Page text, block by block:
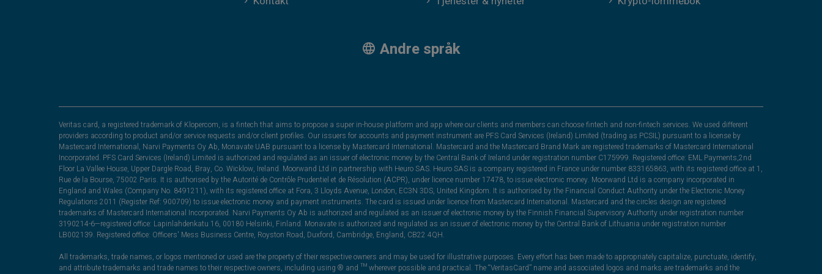
Andre språk
Veritas card, a registered trademark of Klopercom, is a fintech that aims to propose a super in-house platform and app where our clients and members can choose fintech and non-fintech services. We used different
providers according to product and/or service requests and/or client profiles. Our issuers for accounts and payment instrument are PFS Card Services (Ireland) Limited (trading as PCSIL) pursuant to a license by
Mastercard International, Narvi Payments Oy Ab, Monavate UAB pursuant to a license by Mastercard International. Mastercard and the Mastercard Brand Mark are registered trademarks of Mastercard International
Incorporated. PFS Card Services (Ireland) Limited is authorized and regulated as an issuer of electronic money by the Central Bank of Ireland under registration number C175999. Registered office: EML Payments,2nd
Floor La Vallee House, Upper Dargle Road, Bray, Co. Wicklow, Ireland. Moorwand Ltd in partnership with Heuro SAS. Heuro SAS is a company registered in France under number 833165863, with its registered office at 1,
Rue de la Bourse, 75002 Paris. It is authorised by the Autorité de Contrôle Prudentiel et de Résolution (ACPR), under licence number 17478, to issue electronic money. Moorwand Ltd is a company incorporated in
England and Wales (Company No. 8491211), with its registered office at Fora, 3 Lloyds Avenue, London, EC3N 3DS, United Kingdom. It is authorised by the Financial Conduct Authority under the Electronic Money
Regulations 2011 (Register Ref: 900709) to issue electronic money and payment instruments. The card is issued under licence from Mastercard International. Mastercard and the circles design are registered
trademarks of Mastercard International Incorporated. Narvi Payments Oy Ab is authorized and regulated as an issuer of electronic money by the Finnish Financial Supervisory Authority under registration number
3190214-6—registered office: Lapinlahdenkatu 16, 00180 Helsinki, Finland. Monavate is authorized and regulated as an issuer of electronic money by the Central Bank of Lithuania under registration number
LB002139. Registered office: Officers' Mess Business Centre, Royston Road, Duxford, Cambridge, England, CB22 4QH.
All trademarks, trade names, or logos mentioned or used are the property of their respective owners and may be used for illustrative purposes. Every effort has been made to appropriately capitalize, punctuate, identify,
and attribute trademarks and trade names to their respective owners, including using ® and ™ wherever possible and practical. The “VeritasCard” name and associated logos and marks are trademarks and the